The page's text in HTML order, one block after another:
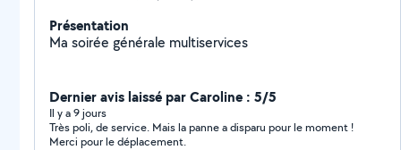
Présentation
Ma soirée générale multiservices
Dernier avis laissé par Caroline : 5/5
Il y a 9 jours
Très poli, de service. Mais la panne a disparu pour le moment !
Merci pour le déplacement.